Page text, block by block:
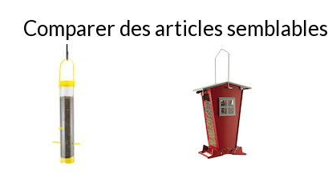
Comparer des articles semblables